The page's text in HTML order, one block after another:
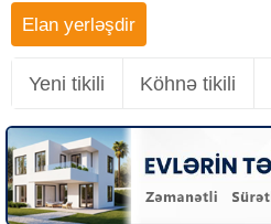
Elan yerləşdir
Yeni tikili Köhnə tikili